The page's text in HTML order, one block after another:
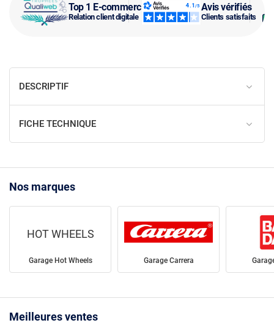
Top 1 E-commerce
Relation client digitale
Avis vérifiés
Clients satisfaits
DESCRIPTIF
FICHE TECHNIQUE
Nos marques
HOT WHEELS
Garage Hot Wheels Garage Carrera
Meilleures ventes